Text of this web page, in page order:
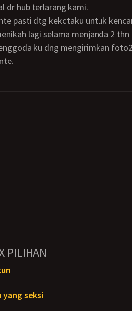
dr hub terlarang kami.
lagi selama menjanda 2
ku dng mengirimkan
PILIHAN
yang seksi